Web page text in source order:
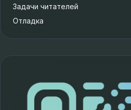
Задачи читателей
Отладка